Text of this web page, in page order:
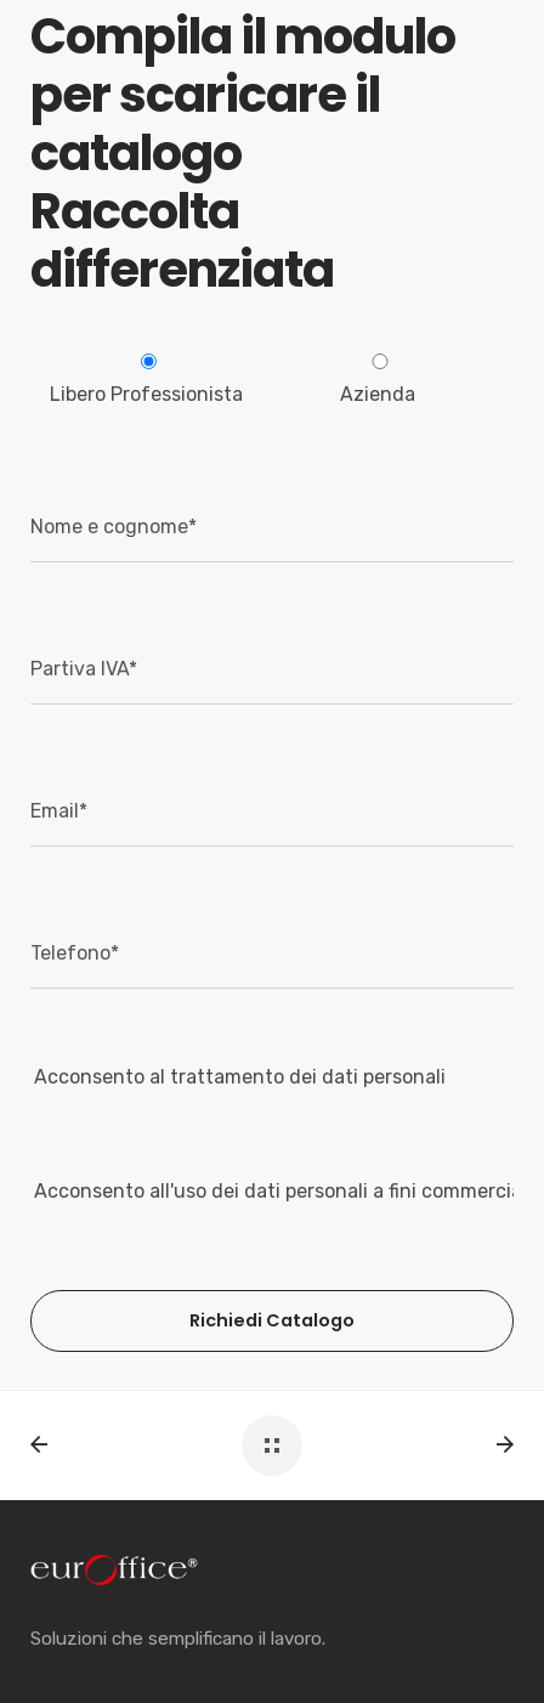
Compila il modulo
per scaricare il
catalogo
Raccolta
differenziata
Libero Professionista Azienda
Acconsento al trattamento dei dati personali
Acconsento all'uso dei dati personali a fini commerciali
Richiedi Catalogo
Soluzioni che semplificano il lavoro.